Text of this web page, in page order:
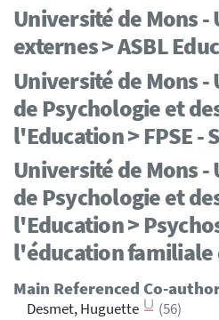
Université de Mons -
externes > ASBL
Université de Mons -
de Psychologie et
l'Education > FPSE -
Université de Mons -
de Psychologie et
l'Education >
l'éducation familiale
Main Referenced Co-
Desmet, Huguette
(56)